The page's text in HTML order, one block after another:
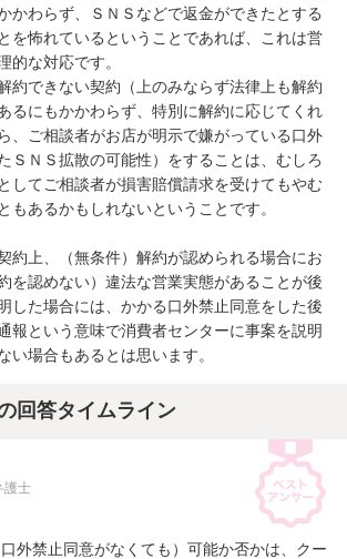
かわらず、ＳＮＳなどで返金ができたとする
を怖れているということであれば、これは営
的な対応です。
約できない契約（上のみならず法律上も解約
るにもかかわらず、特別に解約に応じてくれ
、ご相談者がお店が明示で嫌がっている口外
ＳＮＳ拡散の可能性）をすることは、むしろ
してご相談者が損害賠償請求を受けてもやむ
もあるかもしれないということです。
約上、（無条件）解約が認められる場合にお
を認めない）違法な営業実態があることが後
した場合には、かかる口外禁止同意をした後
報という意味で消費者センターに事案を説明
い場合もあるとは思います。
回答タイムライン
護士
外禁止同意がなくても）可能か否かは、クー